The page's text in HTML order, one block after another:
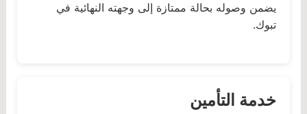
يضمن وصوله بحالة ممتازة إلى وجهته النهائية في
تبوك.
خدمة التأمين